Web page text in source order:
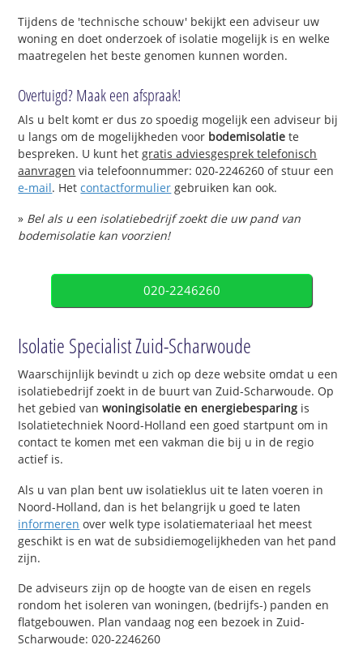
Tijdens de 'technische schouw' bekijkt een adviseur uw
woning en doet onderzoek of isolatie mogelijk is en welke
maatregelen het beste genomen kunnen worden.
Overtuigd? Maak een afspraak!
Als u belt komt er dus zo spoedig mogelijk een adviseur bij
u langs om de mogelijkheden voor bodemisolatie te
bespreken. U kunt hetgratis adviesgesprek telefonisch
aanvragen via telefoonnummer: 020-2246260 of stuur een
e-mail. Hetcontactformulier gebruiken kan ook.
» Bel als u een isolatiebedrijf zoekt die uw pand van
bodemisolatie kan voorzien!
020-2246260
Isolatie Specialist Zuid-Scharwoude
Waarschijnlijk bevindt u zich op deze website omdat u een
isolatiebedrijf zoekt in de buurt van Zuid-Scharwoude. Op
het gebied vanwoningisolatie en energiebesparing is
Isolatietechniek Noord-Holland een goed startpunt om in
contact te komen met een vakman die bij u in de regio
actief is.
Als u van plan bent uw isolatieklus uit te laten voeren in
Noord-Holland, dan is het belangrijk u goed te laten
informeren over welk type isolatiemateriaal het meest
geschikt is en wat de subsidiemogelijkheden van het pand
zijn.
De adviseurs zijn op de hoogte van de eisen en regels
rondom het isoleren van woningen, (bedrijfs-) panden en
flatgebouwen. Plan vandaag nog een bezoek in Zuid-
Scharwoude: 020-2246260